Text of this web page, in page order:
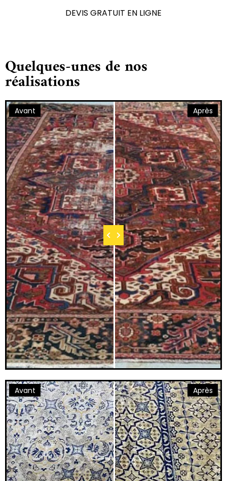
DEVIS GRATUIT EN LIGNE
Quelques-unes de nos
réalisations
Avant Après
Avant Après